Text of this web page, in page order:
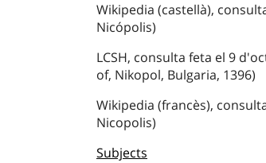
Wikipedia (castellà),
Nicópolis)
LCSH, consulta feta el 9
of, Nikopol, Bulgaria, 1396)
Wikipedia (francès),
Nicopolis)
Subjects